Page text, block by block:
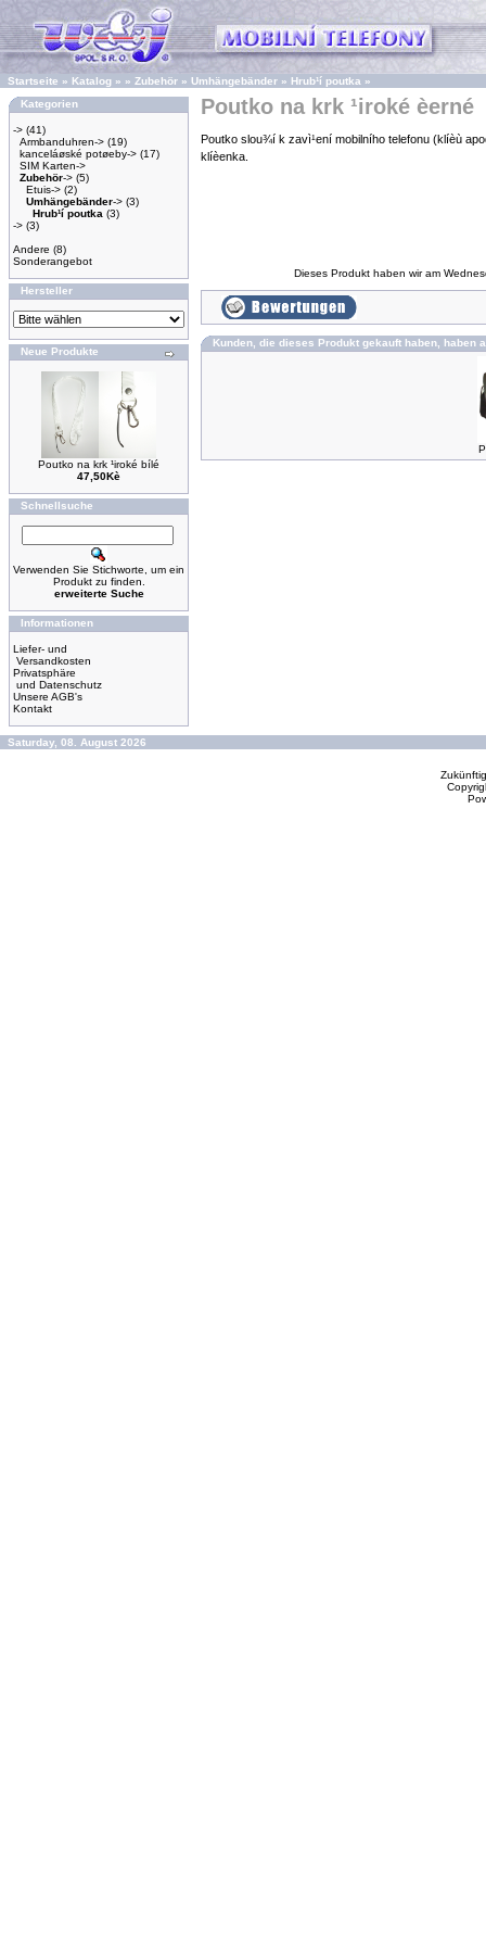
Startseite » Katalog » » Zubehör » Umhängebänder » Hrub¹í poutka »
Kategorien
-> (41)
Armbanduhren-> (19)
kanceláøské potøeby-> (17)
SIM Karten->
Zubehör-> (5)
Etuis-> (2)
Umhängebänder-> (3)
Hrub¹í poutka (3)
-> (3)
Andere (8)
Sonderangebot
Hersteller
Neue Produkte
Poutko na krk ¹iroké bílé
47,50Kè
Schnellsuche
Verwenden Sie Stichworte, um ein
Produkt zu finden.
erweiterte Suche
Informationen
Liefer- und
Versandkosten
Privatsphäre
und Datenschutz
Unsere AGB's
Kontakt
Poutko na krk ¹iroké èerné
Poutko slou¾í k zavì¹ení mobilního telefonu (klíèù
klíèenka.
Dieses Produkt haben wir am
Kunden, die dieses Produkt gekauft haben, haben
Saturday, 08. August 2026